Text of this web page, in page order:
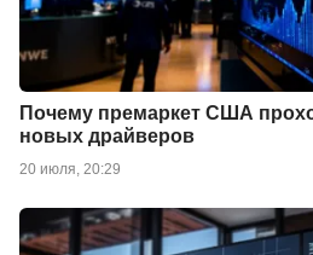
Почему премаркет США
новых драйверов
20 июля, 20:29